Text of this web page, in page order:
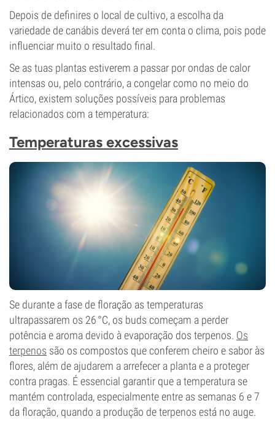
Depois de definires o local de cultivo, a escolha da
variedade de canábis deverá ter em conta o clima, pois pode
influenciar muito o resultado final.
Se as tuas plantas estiverem a passar por ondas de calor
intensas ou, pelo contrário, a congelar como no meio do
Ártico, existem soluções possíveis para problemas
relacionados com a temperatura:
Temperaturas excessivas
Se durante a fase de floração as temperaturas
ultrapassarem os 26 °C, os buds começam a perder
potência e aroma devido à evaporação dos terpenos. Os
terpenos são os compostos que conferem cheiro e sabor às
flores, além de ajudarem a arrefecer a planta e a proteger
contra pragas. É essencial garantir que a temperatura se
mantém controlada, especialmente entre as semanas 6 e 7
da floração, quando a produção de terpenos está no auge.